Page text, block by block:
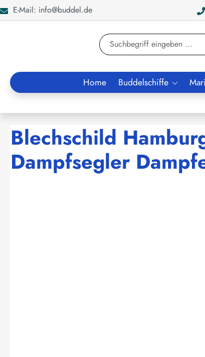
Zur Suche springen
E-Mail: info@buddel.de
Home Buddelschiffe
Blechschild
Dampfsegler